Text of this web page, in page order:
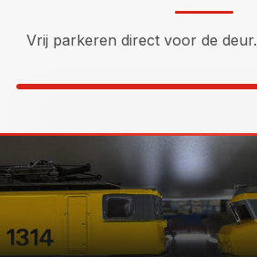
Vrij parkeren direct voor de deur.